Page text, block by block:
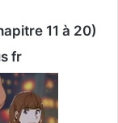
11 à 20)
fr